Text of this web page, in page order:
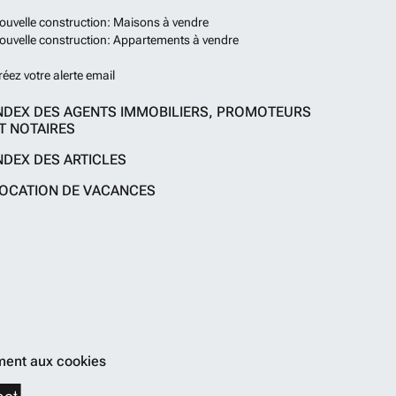
construction: Maisons à vendre
construction: Appartements à vendre
votre alerte email
DES AGENTS IMMOBILIERS, PROMOTEURS
NOTAIRES
DES ARTICLES
DE VACANCES
aux cookies